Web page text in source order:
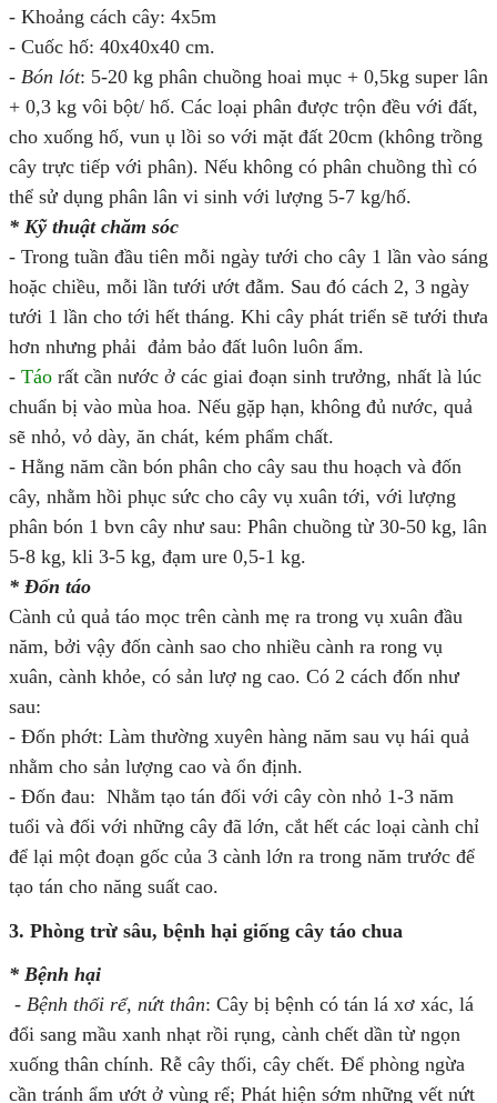
- Khoảng cách cây: 4x5m
- Cuốc hố: 40x40x40 cm.
- Bón lót: 5-20 kg phân chuồng hoai mục + 0,5kg super lân
+ 0,3 kg vôi bột/ hố. Các loại phân được trộn đều với đất,
cho xuống hố, vun ụ lồi so với mặt đất 20cm (không trồng
cây trực tiếp với phân). Nếu không có phân chuồng thì có
thể sử dụng phân lân vi sinh với lượng 5-7 kg/hố.
* Kỹ thuật chăm sóc
- Trong tuần đầu tiên mỗi ngày tưới cho cây 1 lần vào sáng
hoặc chiều, mỗi lần tưới ướt đẫm. Sau đó cách 2, 3 ngày
tưới 1 lần cho tới hết tháng. Khi cây phát triển sẽ tưới thưa
hơn nhưng phải đảm bảo đất luôn luôn ẩm.
- Táo rất cần nước ở các giai đoạn sinh trưởng, nhất là lúc
chuẩn bị vào mùa hoa. Nếu gặp hạn, không đủ nước, quả
sẽ nhỏ, vỏ dày, ăn chát, kém phẩm chất.
- Hằng năm cần bón phân cho cây sau thu hoạch và đốn
cây, nhằm hồi phục sức cho cây vụ xuân tới, với lượng
phân bón 1 bvn cây như sau: Phân chuồng từ 30-50 kg, lân
5-8 kg, kli 3-5 kg, đạm ure 0,5-1 kg.
* Đốn táo
Cành củ quả táo mọc trên cành mẹ ra trong vụ xuân đầu
năm, bởi vậy đốn cành sao cho nhiều cành ra rong vụ
xuân, cành khỏe, có sản lượ ng cao. Có 2 cách đốn như
sau:
- Đốn phớt: Làm thường xuyên hàng năm sau vụ hái quả
nhằm cho sản lượng cao và ổn định.
- Đốn đau: Nhằm tạo tán đối với cây còn nhỏ 1-3 năm
tuổi và đối với những cây đã lớn, cắt hết các loại cành chỉ
để lại một đoạn gốc của 3 cành lớn ra trong năm trước để
tạo tán cho năng suất cao.
3. Phòng trừ sâu, bệnh hại giống cây táo chua
* Bệnh hại
- Bệnh thối rể, nứt thân: Cây bị bệnh có tán lá xơ xác, lá
đổi sang mầu xanh nhạt rồi rụng, cành chết dần từ ngọn
xuống thân chính. Rễ cây thối, cây chết. Để phòng ngừa
cần tránh ẩm ướt ở vùng rể; Phát hiện sớm những vết nứt